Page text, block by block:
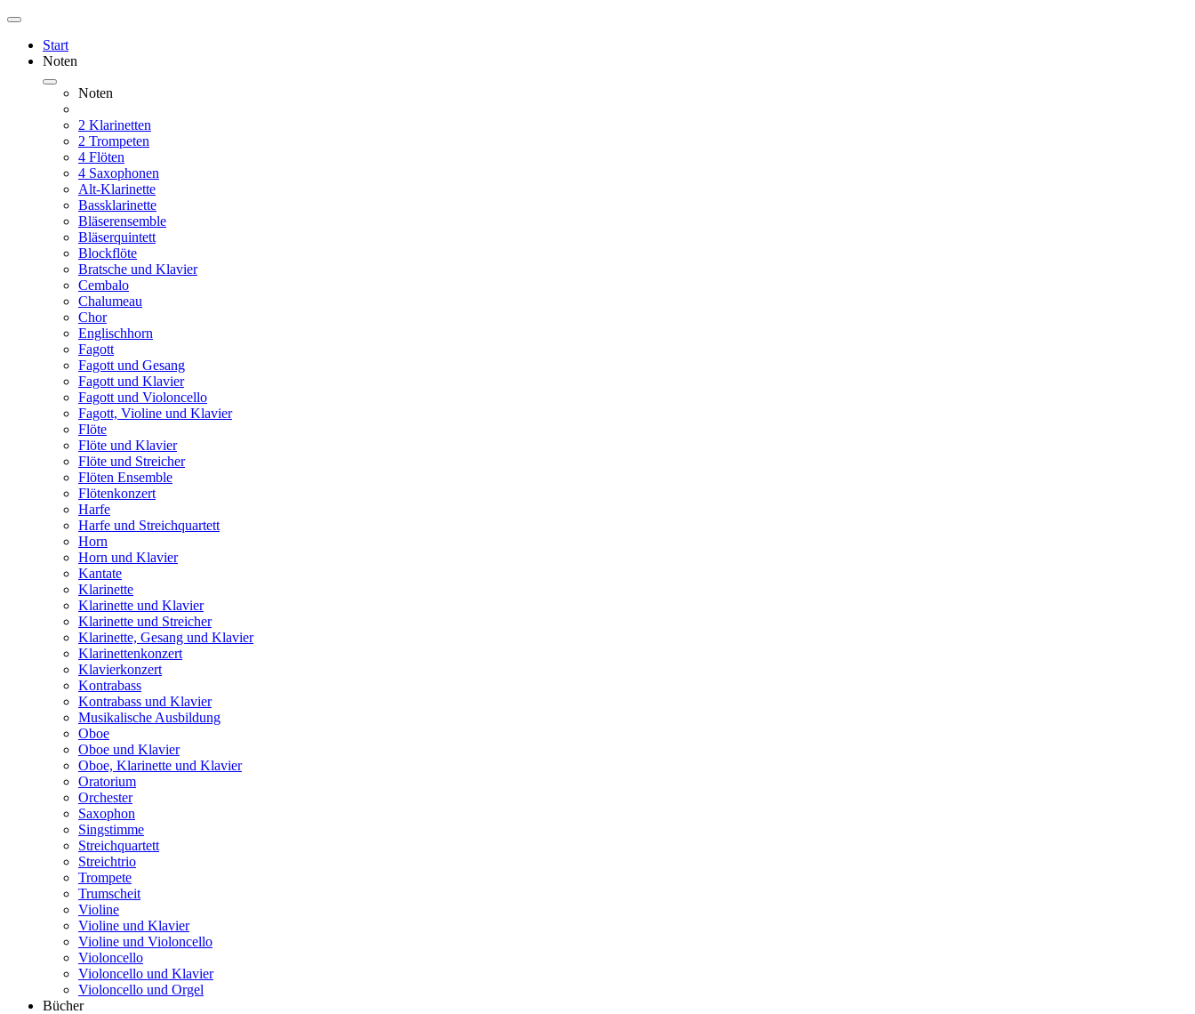
Start
Noten
Noten
2 Klarinetten
2 Trompeten
4 Flöten
4 Saxophonen
Alt-Klarinette
Bassklarinette
Bläserensemble
Bläserquintett
Blockflöte
Bratsche und Klavier
Cembalo
Chalumeau
Chor
Englischhorn
Fagott
Fagott und Gesang
Fagott und Klavier
Fagott und Violoncello
Fagott, Violine und Klavier
Flöte
Flöte und Klavier
Flöte und Streicher
Flöten Ensemble
Flötenkonzert
Harfe
Harfe und Streichquartett
Horn
Horn und Klavier
Kantate
Klarinette
Klarinette und Klavier
Klarinette und Streicher
Klarinette, Gesang und Klavier
Klarinettenkonzert
Klavierkonzert
Kontrabass
Kontrabass und Klavier
Musikalische Ausbildung
Oboe
Oboe und Klavier
Oboe, Klarinette und Klavier
Oratorium
Orchester
Saxophon
Singstimme
Streichquartett
Streichtrio
Trompete
Trumscheit
Violine
Violine und Klavier
Violine und Violoncello
Violoncello
Violoncello und Klavier
Violoncello und Orgel
Bücher